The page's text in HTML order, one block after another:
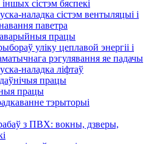
сістэм бяспекі
наладка сістэм вентыляцыі і
паветра
працы
уліку цеплавой энергіі і
рэгулявання яе падачы
наладка ліфтаў
працы
працы
тэрыторыі
з ПВХ: вокны, дзверы,